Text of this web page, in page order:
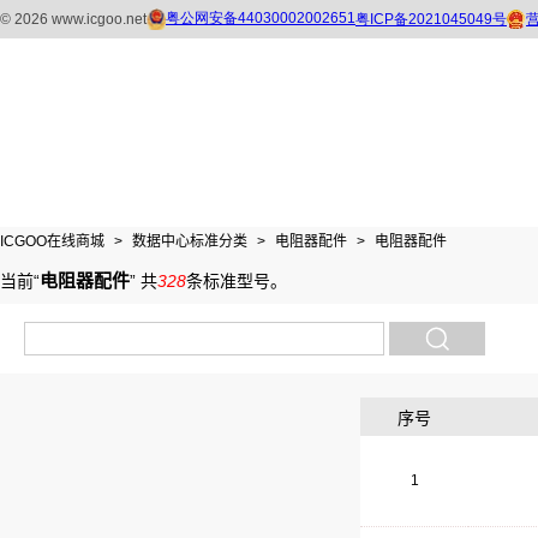
ICGOO在线商城 > 数据中心标准分类 > 电阻器配件 > 电阻器配件
当前“电阻器配件” 共328条标准型号。
序号
1